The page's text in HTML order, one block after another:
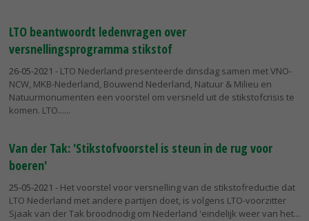
LTO beantwoordt ledenvragen over
versnellingsprogramma stikstof
26-05-2021 - LTO Nederland presenteerde dinsdag samen met VNO-
NCW, MKB-Nederland, Bouwend Nederland, Natuur & Milieu en
Natuurmonumenten een voorstel om versneld uit de stikstofcrisis te
komen. LTO...
Van der Tak: 'Stikstofvoorstel is steun in de rug voor
boeren'
25-05-2021 - Het voorstel voor versnelling van de stikstofreductie dat
LTO Nederland met andere partijen doet, is volgens LTO-voorzitter
Sjaak van der Tak broodnodig om Nederland 'eindelijk weer van het...